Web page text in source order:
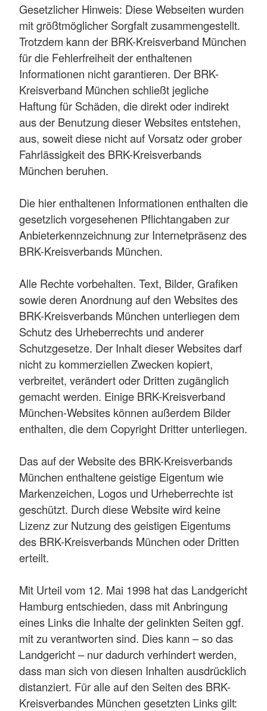
Gesetzlicher Hinweis: Diese Webseiten wurden
mit größtmöglicher Sorgfalt zusammengestellt.
Trotzdem kann der BRK-Kreisverband München
für die Fehlerfreiheit der enthaltenen
Informationen nicht garantieren. Der BRK-
Kreisverband München schließt jegliche
Haftung für Schäden, die direkt oder indirekt
aus der Benutzung dieser Websites entstehen,
aus, soweit diese nicht auf Vorsatz oder grober
Fahrlässigkeit des BRK-Kreisverbands
München beruhen.
Die hier enthaltenen Informationen enthalten die
gesetzlich vorgesehenen Pflichtangaben zur
Anbieterkennzeichnung zur Internetpräsenz des
BRK-Kreisverbands München.
Alle Rechte vorbehalten. Text, Bilder, Grafiken
sowie deren Anordnung auf den Websites des
BRK-Kreisverbands München unterliegen dem
Schutz des Urheberrechts und anderer
Schutzgesetze. Der Inhalt dieser Websites darf
nicht zu kommerziellen Zwecken kopiert,
verbreitet, verändert oder Dritten zugänglich
gemacht werden. Einige BRK-Kreisverband
München-Websites können außerdem Bilder
enthalten, die dem Copyright Dritter unterliegen.
Das auf der Website des BRK-Kreisverbands
München enthaltene geistige Eigentum wie
Markenzeichen, Logos und Urheberrechte ist
geschützt. Durch diese Website wird keine
Lizenz zur Nutzung des geistigen Eigentums
des BRK-Kreisverbands München oder Dritten
erteilt.
Mit Urteil vom 12. Mai 1998 hat das Landgericht
Hamburg entschieden, dass mit Anbringung
eines Links die Inhalte der gelinkten Seiten ggf.
mit zu verantworten sind. Dies kann – so das
Landgericht – nur dadurch verhindert werden,
dass man sich von diesen Inhalten ausdrücklich
distanziert. Für alle auf den Seiten des BRK-
Kreisverbandes München gesetzten Links gilt: